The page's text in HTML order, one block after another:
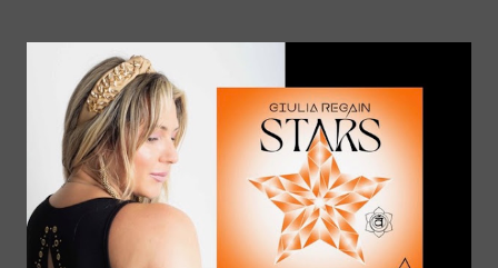
Deian :: http://www.myspace.com/deiansong Dixon ::
http://www.myspace.com/justdixon Frivolous ::
http://www.myspace.com/frivolouslive Frost ::
http://www.myspace.com/frostnorway Gonzales ::
http://www.myspace.com/gonzpiration Italian Laptop
Orchestra feat. Alessio Bertallot Jimmy Edgar ::
http://www.myspace.com/colorstrip Jon Hopkins ::